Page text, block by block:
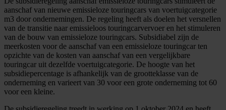
aanschaf van nieuwe emissieloze touringcars van voertuigcategorie
m3 door ondernemingen. De regeling heeft als doelen het versnellen
van de transitie naar emissieloos touringcarvervoer en het stimuleren
van de bouw van emissieloze touringcars. Subsidiabel zijn de
meerkosten voor de aanschaf van een emissieloze touringcar ten
opzichte van de kosten van aanschaf van een vergelijkbare
touringcar uit dezelfde voertuigcategorie. De hoogte van het
subsidiepercentage is afhankelijk van de grootteklasse van de
onderneming en varieert van 30 voor een grote onderneming tot 60
voor een kleine.